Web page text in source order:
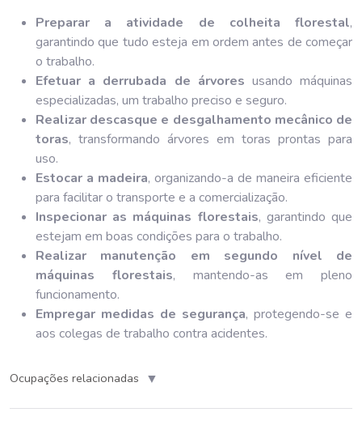
Preparar a atividade de colheita florestal,
garantindo que tudo esteja em ordem antes de começar
o trabalho.
Efetuar a derrubada de árvores usando máquinas
especializadas, um trabalho preciso e seguro.
Realizar descasque e desgalhamento mecânico de
toras, transformando árvores em toras prontas para
uso.
Estocar a madeira, organizando-a de maneira eficiente
para facilitar o transporte e a comercialização.
Inspecionar as máquinas florestais, garantindo que
estejam em boas condições para o trabalho.
Realizar manutenção em segundo nível de
máquinas florestais, mantendo-as em pleno
funcionamento.
Empregar medidas de segurança, protegendo-se e
aos colegas de trabalho contra acidentes.
Ocupações relacionadas ▼